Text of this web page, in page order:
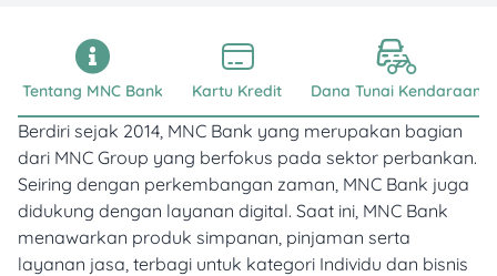
Tentang MNC Bank Kartu Kredit Dana Tunai Kendaraan
Berdiri sejak 2014, MNC Bank yang merupakan bagian
dari MNC Group yang berfokus pada sektor perbankan.
Seiring dengan perkembangan zaman, MNC Bank juga
didukung dengan layanan digital. Saat ini, MNC Bank
menawarkan produk simpanan, pinjaman serta
layanan jasa, terbagi untuk kategori Individu dan bisnis